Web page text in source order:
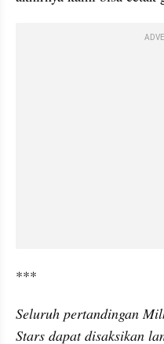
***
Seluruh pertandingan
Stars dapat disaksikan